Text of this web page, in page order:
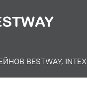
BESTWAY, INTEX